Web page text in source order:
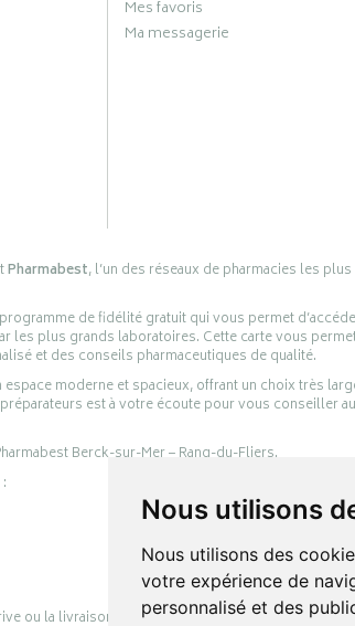
Nous utilisons
Nous utilisons des
votre expérience de
personnalisé et des
Mes favoris
Ma messagerie
Pharmabest, l’un des réseaux de pharmacies les
de fidélité gratuit qui vous permet
plus grands laboratoires. Cette carte vous
et des conseils pharmaceutiques de qualité.
moderne et spacieux, offrant un choix très
est à votre écoute pour vous conseiller
Berck-sur-Mer – Rang-du-Fliers.
ou la livraison à domicile, en toute simplicité.